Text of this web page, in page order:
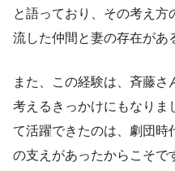
と語っており、その考え方
流した仲間と妻の存在があ
また、この経験は、斉藤さ
考えるきっかけにもなりま
て活躍できたのは、劇団時
の支えがあったからこそで